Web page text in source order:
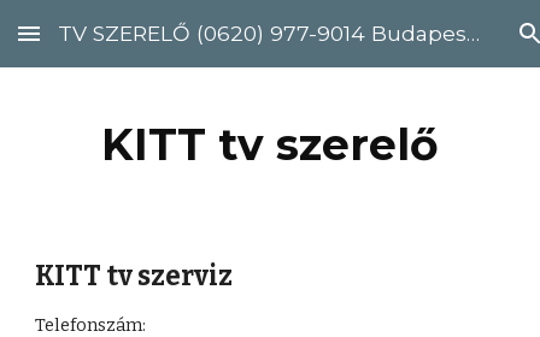
Skip to main content Skip to navigation
TV SZERELŐ (0620) 977-9014 Budapest, Pest megye
KITT tv szerelő
KITT tv szerviz
Telefonszám: